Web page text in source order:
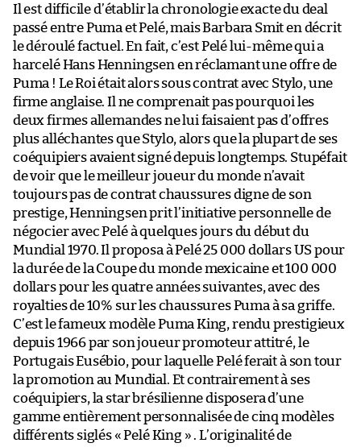
Il est difficile d’établir la chronologie exacte du deal
passé entre Puma et Pelé, mais Barbara Smit en décrit
le déroulé factuel. En fait, c’est Pelé lui-même qui a
harcelé Hans Henningsen en réclamant une offre de
Puma ! Le Roi était alors sous contrat avec Stylo, une
firme anglaise. Il ne comprenait pas pourquoi les
deux firmes allemandes ne lui faisaient pas d’offres
plus alléchantes que Stylo, alors que la plupart de ses
coéquipiers avaient signé depuis longtemps. Stupéfait
de voir que le meilleur joueur du monde n’avait
toujours pas de contrat chaussures digne de son
prestige, Henningsen prit l’initiative personnelle de
négocier avec Pelé à quelques jours du début du
Mundial 1970. Il proposa à Pelé 25 000 dollars US pour
la durée de la Coupe du monde mexicaine et 100 000
dollars pour les quatre années suivantes, avec des
royalties de 10% sur les chaussures Puma à sa griffe.
C’est le fameux modèle Puma King, rendu prestigieux
depuis 1966 par son joueur promoteur attitré, le
Portugais Eusébio, pour laquelle Pelé ferait à son tour
la promotion au Mundial. Et contrairement à ses
coéquipiers, la star brésilienne disposera d’une
gamme entièrement personnalisée de cinq modèles
différents siglés « Pelé King » . L’originalité de